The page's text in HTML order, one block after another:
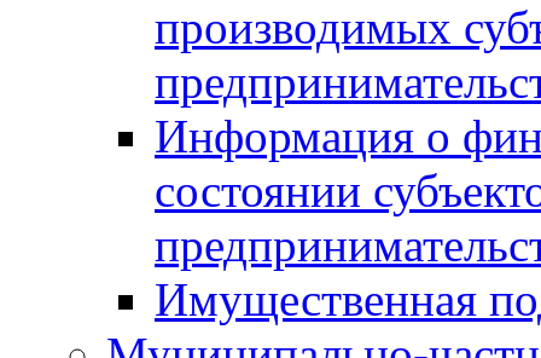
производимых
Информация о
состоянии
Имущественная